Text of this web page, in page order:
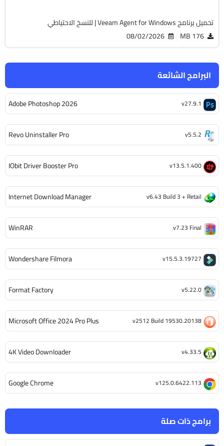
برامج ذات صلة
البرامج الشائعة
Adobe Photoshop 2026 v27.9.1
Revo Uninstaller Pro v5.5.2
IObit Driver Booster Pro v13.5.1.400
Internet Download Manager v6.43 Build 3 + Retail
WinRAR v7.23 Final
Wondershare Filmora v15.5.3.19727
Format Factory v5.22.0
Microsoft Office 2024 Pro Plus v2512 Build 19530.20138
4K Video Downloader v4.33.5
Google Chrome v125.0.6422.113
تحميل برنامج Veeam Agent for Windows | للنسخ الاحتياطي
176 MB
08/02/2026